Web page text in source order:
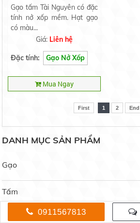
Gạo tấm Tài Nguyên có đặc
tính nở xốp mềm. Hạt gạo
có màu...
Giá: Liên hệ
Đặc tính: Gạo Nở Xốp
Mua Ngay
First 1 2 End
DANH MỤC SẢN PHẨM
Gạo
Tấm
Nếp
Liên hệ
14.000 đ/kg
Gạo 2517
Gạo 64 Dứa
0911567813